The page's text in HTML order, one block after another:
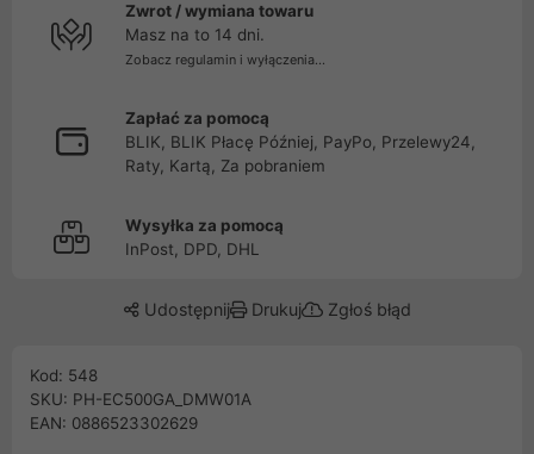
Zwrot / wymiana towaru
Masz na to 14 dni.
Zobacz regulamin i wyłączenia...
Zapłać za pomocą
BLIK, BLIK Płacę Później, PayPo, Przelewy24,
Raty, Kartą, Za pobraniem
Wysyłka za pomocą
InPost, DPD, DHL
Udostępnij Drukuj Zgłoś błąd
Kod: 548
SKU: PH-EC500GA_DMW01A
EAN: 0886523302629